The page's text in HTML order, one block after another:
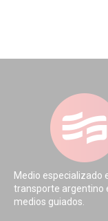
Medio especializado
transporte argentino
medios guiados.